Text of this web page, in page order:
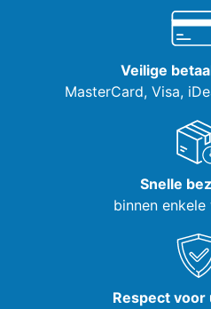
Veilige
MasterCard, Visa,
Snelle
binnen
Respect voor